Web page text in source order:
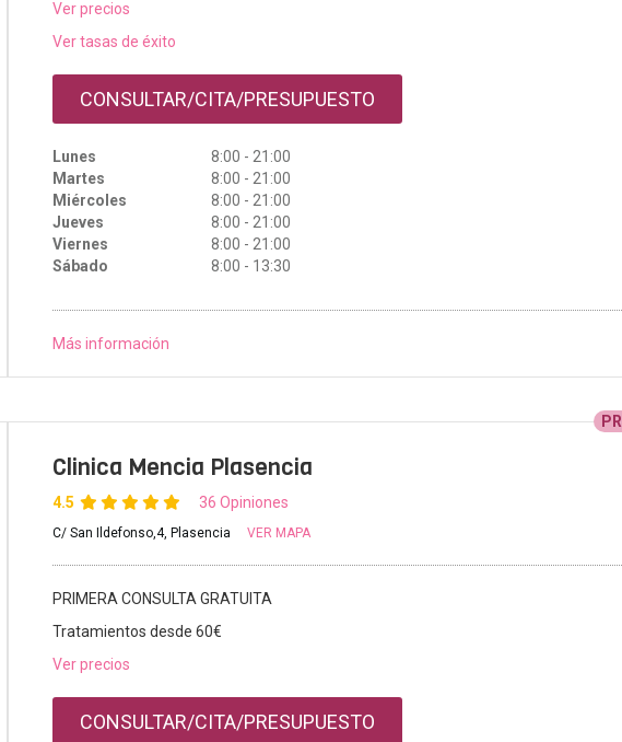
Ver precios
Ver tasas de éxito
CONSULTAR/CITA/PRESUPUESTO
Lunes
8:00 - 21:00
Martes
8:00 - 21:00
Miércoles
8:00 - 21:00
Jueves
8:00 - 21:00
Viernes
8:00 - 21:00
Sábado
8:00 - 13:30
Más información
Clinica Mencia Plasencia
4.5 36 Opiniones
C/ San Ildefonso,4, Plasencia VER MAPA
PRIMERA CONSULTA GRATUITA
Tratamientos desde 60€
Ver precios
CONSULTAR/CITA/PRESUPUESTO